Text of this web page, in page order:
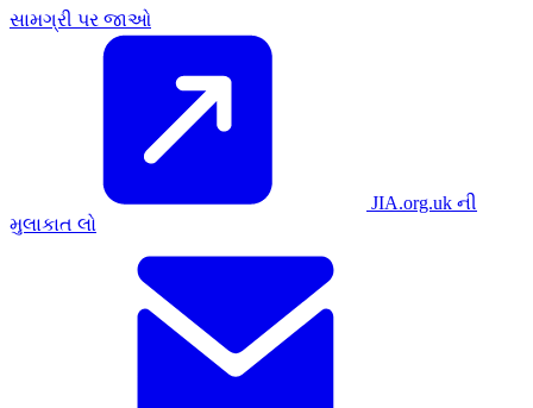
સામગ્રી પર જાઓ
JIA.org.uk ની
મુલાકાત લો